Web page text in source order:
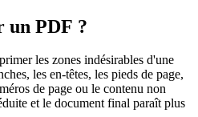
un PDF ?
les zones indésirables d'une
les en-têtes, les pieds de page,
de page ou le contenu non
et le document final paraît plus